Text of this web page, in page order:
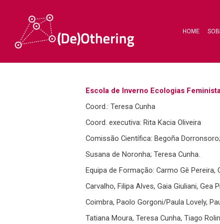
Hit enter to search or ESC to close
HOME
Escola de Inverno Ecologias
Coord.: Teresa Cunha
Coord. executiva: Rita Kacia Oliveira
Comissão Científica: Begoña
Susana de Noronha; Teresa Cunha.
Equipa de Formação: Carmo Gê
Carvalho, Filipa Alves, Gaia Giuliani,
Coimbra, Paolo Gorgoni/Paula Lovely,
Tatiana Moura, Teresa Cunha, Tiago